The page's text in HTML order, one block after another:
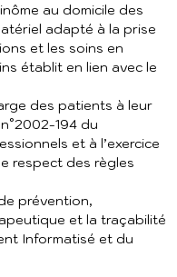
au domicile des
adapté à la prise
et les soins en
établit en lien avec le
des patients à leur
194 du
et à l’exercice
respect des règles
prévention,
et la traçabilité
Informatisé et du